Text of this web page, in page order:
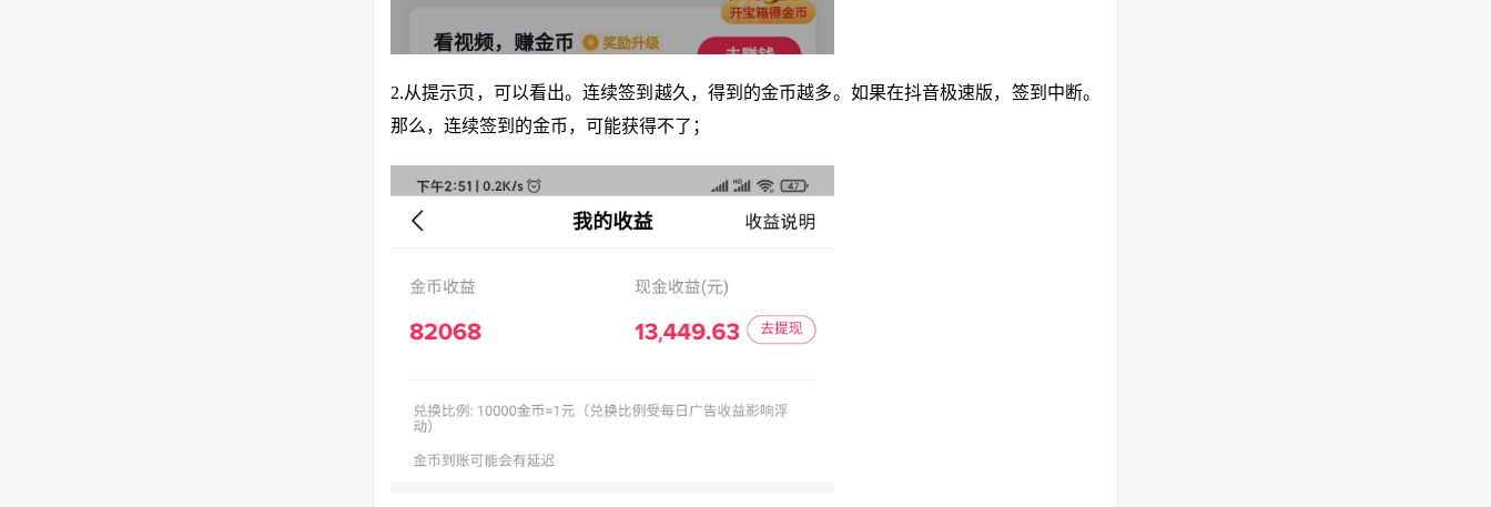
2.从提示页，可以看出。连续签到越久，得到的金币越多。如果在抖音极速版，签到中断。
那么，连续签到的金币，可能获得不了；